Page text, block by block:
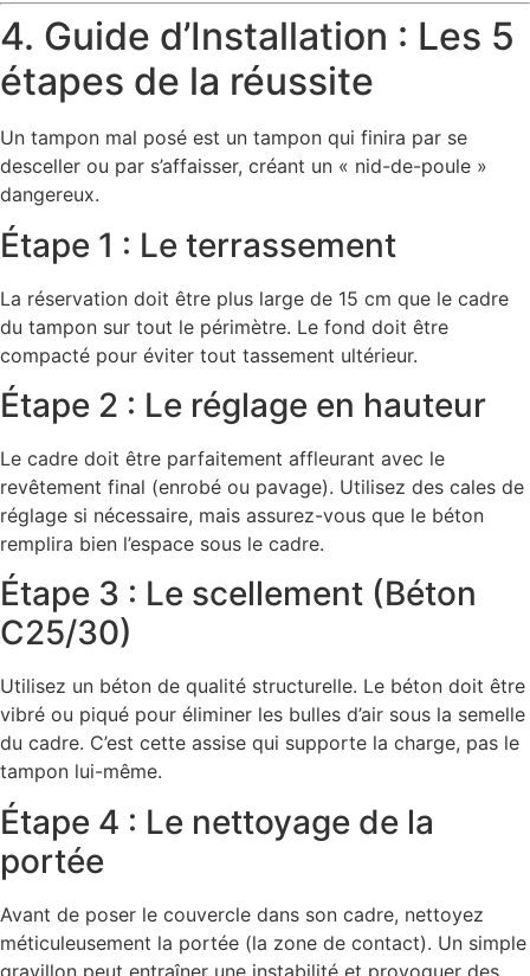
4. Guide d’Installation : Les 5
étapes de la réussite
Un tampon mal posé est un tampon qui finira par se
desceller ou par s’affaisser, créant un « nid-de-poule »
dangereux.
Étape 1 : Le terrassement
La réservation doit être plus large de 15 cm que le cadre
du tampon sur tout le périmètre. Le fond doit être
compacté pour éviter tout tassement ultérieur.
Étape 2 : Le réglage en hauteur
Le cadre doit être parfaitement affleurant avec le
revêtement final (enrobé ou pavage). Utilisez des cales de
réglage si nécessaire, mais assurez-vous que le béton
remplira bien l’espace sous le cadre.
Étape 3 : Le scellement (Béton
C25/30)
Utilisez un béton de qualité structurelle. Le béton doit être
vibré ou piqué pour éliminer les bulles d’air sous la semelle
du cadre. C’est cette assise qui supporte la charge, pas le
tampon lui-même.
Étape 4 : Le nettoyage de la
portée
Avant de poser le couvercle dans son cadre, nettoyez
méticuleusement la portée (la zone de contact). Un simple
gravillon peut entraîner une instabilité et provoquer des